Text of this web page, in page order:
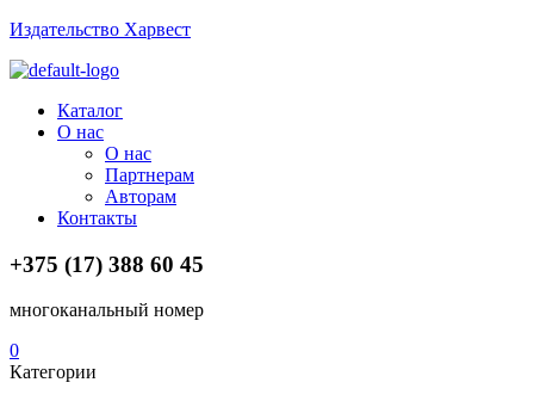
Издательство Харвест
Menu
Каталог
О нас
О нас
Партнерам
Авторам
Контакты
+375 (17) 388 60 45
многоканальный номер
0
Категории